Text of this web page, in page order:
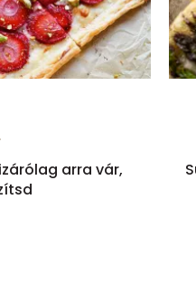
arra vár,